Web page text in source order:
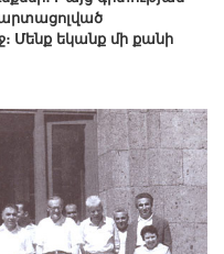
արտացոլված
Մենք եկանք մի քանի